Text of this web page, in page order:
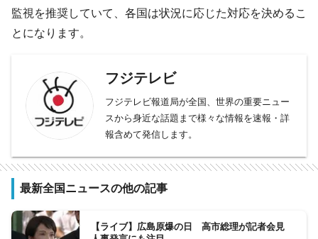
監視を推奨していて、各国は状況に応じた対応を決めるこ
とになります。
フジテレビ
フジテレビ報道局が全国、世界の重要ニュー
スから身近な話題まで様々な情報を速報・詳
報含めて発信します。
最新全国ニュースの他の記事
【ライブ】広島原爆の日 高市総理が記者会見